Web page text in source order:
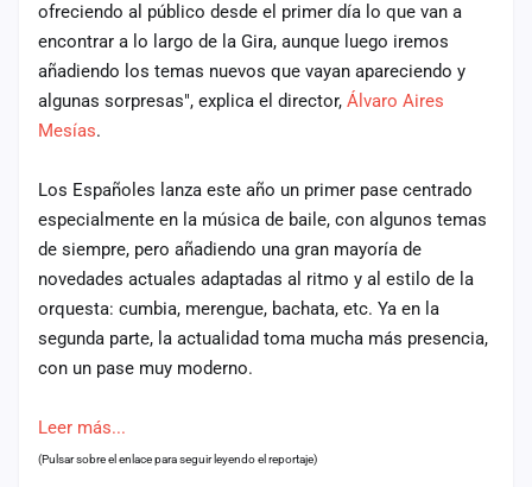
ofreciendo al público desde el primer día lo que van a
encontrar a lo largo de la Gira, aunque luego iremos
añadiendo los temas nuevos que vayan apareciendo y
algunas sorpresas", explica el director, Álvaro Aires
Mesías.
Los Españoles lanza este año un primer pase centrado
especialmente en la música de baile, con algunos temas
de siempre, pero añadiendo una gran mayoría de
novedades actuales adaptadas al ritmo y al estilo de la
orquesta: cumbia, merengue, bachata, etc. Ya en la
segunda parte, la actualidad toma mucha más presencia,
con un pase muy moderno.
Leer más...
(Pulsar sobre el enlace para seguir leyendo el reportaje)